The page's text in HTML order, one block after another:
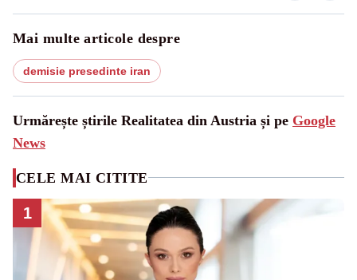
Mai multe articole despre
demisie presedinte iran
Urmărește știrile Realitatea din Austria și pe Google
News
CELE MAI CITITE
1